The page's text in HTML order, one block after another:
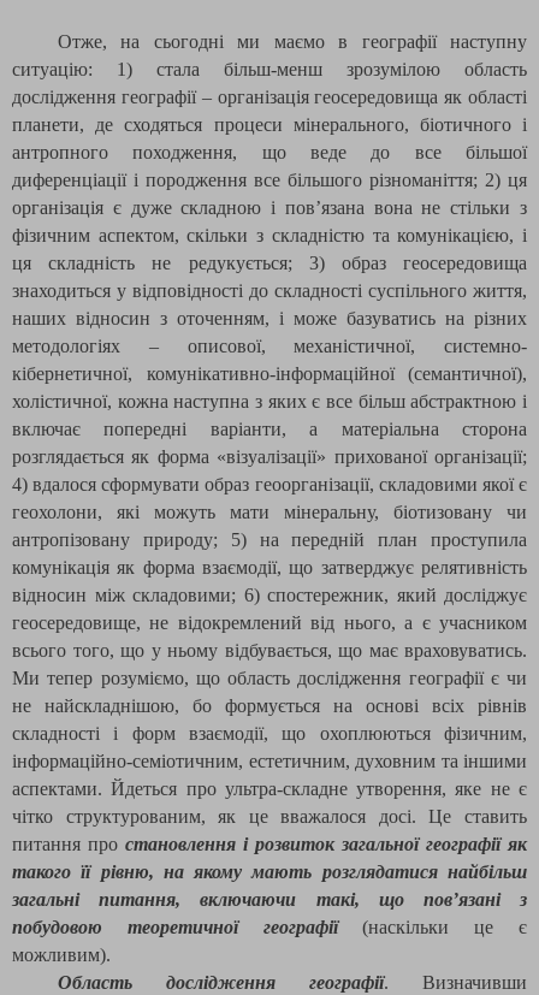
Отже, на сьогодні ми маємо в географії наступну
ситуацію: 1) стала більш-менш зрозумілою область
дослідження географії – організація геосередовища як області
планети, де сходяться процеси мінерального, біотичного і
антропного походження, що веде до все більшої
диференціації і породження все більшого різноманіття; 2) ця
організація є дуже складною і пов’язана вона не стільки з
фізичним аспектом, скільки з складністю та комунікацією, і
ця складність не редукується; 3) образ геосередовища
знаходиться у відповідності до складності суспільного життя,
наших відносин з оточенням, і може базуватись на різних
методологіях – описової, механістичної, системно-
кібернетичної, комунікативно-інформаційної (семантичної),
холістичної, кожна наступна з яких є все більш абстрактною і
включає попередні варіанти, а матеріальна сторона
розглядається як форма «візуалізації» прихованої організації;
4) вдалося сформувати образ геоорганізації, складовими якої є
геохолони, які можуть мати мінеральну, біотизовану чи
антропізовану природу; 5) на передній план проступила
комунікація як форма взаємодії, що затверджує релятивність
відносин між складовими; 6) спостережник, який досліджує
геосередовище, не відокремлений від нього, а є учасником
всього того, що у ньому відбувається, що має враховуватись.
Ми тепер розуміємо, що область дослідження географії є чи
не найскладнішою, бо формується на основі всіх рівнів
складності і форм взаємодії, що охоплюються фізичним,
інформаційно-семіотичним, естетичним, духовним та іншими
аспектами. Йдеться про ультра-складне утворення, яке не є
чітко структурованим, як це вважалося досі. Це ставить
питання про становлення і розвиток загальної географії як
такого її рівню, на якому мають розглядатися найбільш
загальні питання, включаючи такі, що пов’язані з
побудовою теоретичної географії(наскільки це є
можливим).
Область дослідження географії. Визначивши